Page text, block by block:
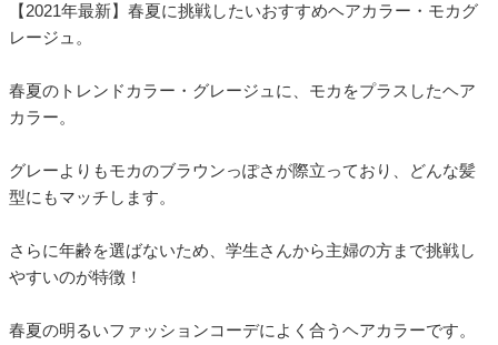
【2021年最新】春夏に挑戦したいおすすめヘアカラー・モカグ
レージュ。
春夏のトレンドカラー・グレージュに、モカをプラスしたヘア
カラー。
グレーよりもモカのブラウンっぽさが際立っており、どんな髪
型にもマッチします。
さらに年齢を選ばないため、学生さんから主婦の方まで挑戦し
やすいのが特徴！
春夏の明るいファッションコーデによく合うヘアカラーです。